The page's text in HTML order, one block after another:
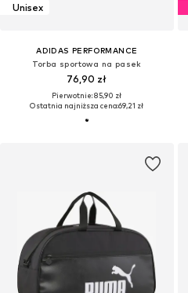
Unisex
ADIDAS PERFORMANCE
Torba sportowa na pasek
76,90 zł
Pierwotnie: 85,90 zł
Ostatnia najniższa cena:69,21 zł